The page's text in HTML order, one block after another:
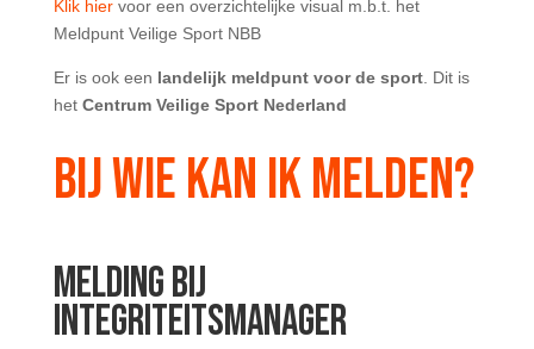
Klik hier voor een overzichtelijke visual m.b.t. het
Meldpunt Veilige Sport NBB
Er is ook een landelijk meldpunt voor de sport. Dit is
het Centrum Veilige Sport Nederland
BIJ WIE KAN IK MELDEN?
MELDING BIJ
INTEGRITEITSMANAGER